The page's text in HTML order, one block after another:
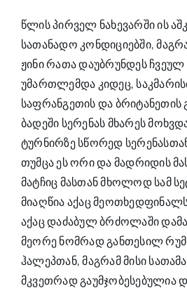
წლის პირველ ნახევარში ის
სათანადო კონდიციებში,
ჟინი რათა დაუბრუნდეს
უმართლემდა კიდეც,
საფრანგეთის და ბრიტანეთის
ბადეში სერენას მხარეს
ტურნირზე სწორედ
თუმცა ეს ორი და მადრიდის
მატჩიც მასთან მხოლოდ სამ
მიაღწია აქაც
აქაც დაძაბულ ბრძოლაში
მეორე ნომრად განთესილ
ჰალეპთან, მაგრამ მისი
მკვეთრად გაუმჯობესებულია